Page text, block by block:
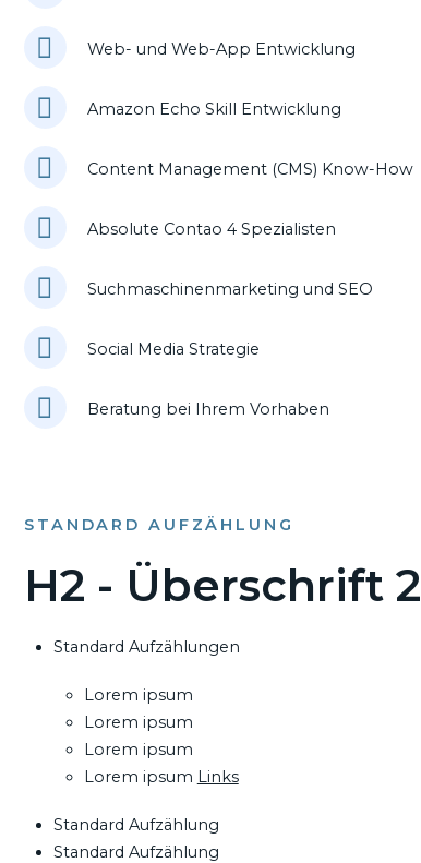
Web- und Web-App Entwicklung
Amazon Echo Skill Entwicklung
Content Management (CMS) Know-How
Absolute Contao 4 Spezialisten
Suchmaschinenmarketing und SEO
Social Media Strategie
Beratung bei Ihrem Vorhaben
STANDARD AUFZÄHLUNG
H2 - Überschrift 2
Standard Aufzählungen
Lorem ipsum
Lorem ipsum
Lorem ipsum
Lorem ipsum Links
Standard Aufzählung
Standard Aufzählung